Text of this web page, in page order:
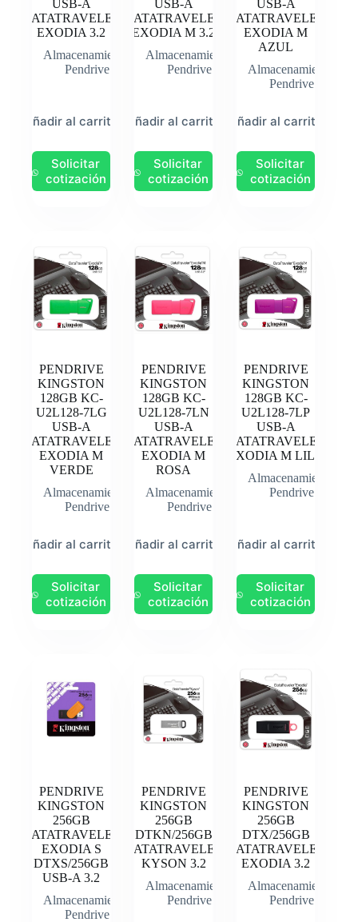
USB-A
DATATRAVELER
EXODIA 3.2
Almacenamiento
Pendrive
Añadir al carrito
Solicitar
cotización
USB-A
DATATRAVELER
EXODIA M 3.2
Almacenamiento
Pendrive
Añadir al carrito
Solicitar
cotización
USB-A
DATATRAVELER
EXODIA M
AZUL
Almacenamiento
Pendrive
Añadir al carrito
Solicitar
cotización
PENDRIVE
KINGSTON
128GB KC-
U2L128-7LG
USB-A
DATATRAVELER
EXODIA M
VERDE
Almacenamiento
Pendrive
Añadir al carrito
Solicitar
cotización
PENDRIVE
KINGSTON
128GB KC-
U2L128-7LN
USB-A
DATATRAVELER
EXODIA M
ROSA
Almacenamiento
Pendrive
Añadir al carrito
Solicitar
cotización
PENDRIVE
KINGSTON
128GB KC-
U2L128-7LP
USB-A
DATATRAVELER
EXODIA M LILA
Almacenamiento
Pendrive
Añadir al carrito
Solicitar
cotización
PENDRIVE
KINGSTON
256GB
DATATRAVELER
EXODIA S
DTXS/256GB
USB-A 3.2
Almacenamiento
Pendrive
PENDRIVE
KINGSTON
256GB
DTKN/256GB
DATATRAVELER
KYSON 3.2
Almacenamiento
Pendrive
PENDRIVE
KINGSTON
256GB
DTX/256GB
DATATRAVELER
EXODIA 3.2
Almacenamiento
Pendrive